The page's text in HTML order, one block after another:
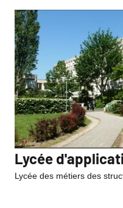
Lycée
Lycée des métiers des